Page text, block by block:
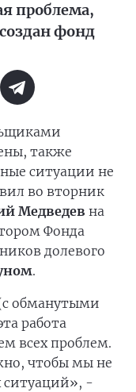
проблема,
фонд
также
ситуации не
во вторник
Медведев на
Фонда
долевого
.
обманутыми
работа
всех проблем.
чтобы мы не
ситуаций», -